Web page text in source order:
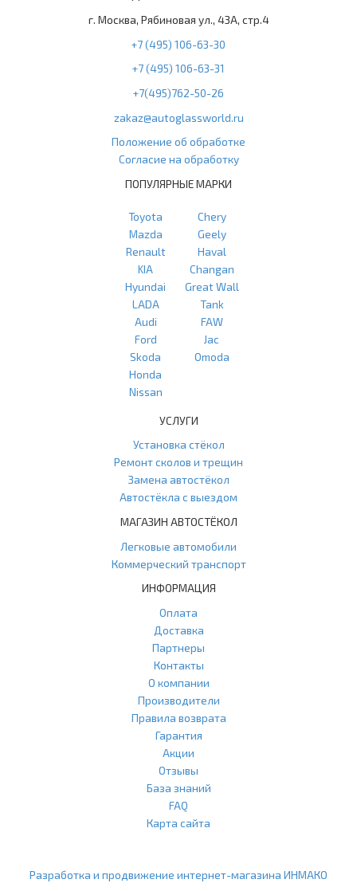
г. Москва, Рябиновая ул., 43А, стр.4
+7 (495) 106-63-30
+7 (495) 106-63-31
+7(495)762-50-26
zakaz@autoglassworld.ru
Положение об обработке
Согласие на обработку
ПОПУЛЯРНЫЕ МАРКИ
Toyota
Mazda
Renault
KIA
Hyundai
LADA
Audi
Ford
Skoda
Honda
Nissan
Chery
Geely
Haval
Changan
Great Wall
Tank
FAW
Jac
Omoda
УСЛУГИ
Установка стёкол
Ремонт сколов и трещин
Замена автостёкол
Автостёкла с выездом
МАГАЗИН АВТОСТЁКОЛ
Легковые автомобили
Коммерческий транспорт
ИНФОРМАЦИЯ
Оплата
Доставка
Партнеры
Контакты
О компании
Производители
Правила возврата
Гарантия
Акции
Отзывы
База знаний
FAQ
Карта сайта
Разработка и продвижение интернет-магазина ИНМАКО